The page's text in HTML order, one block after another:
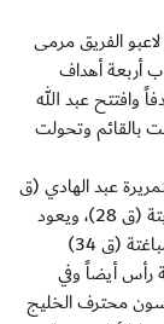
لاعبو الفريق مرمى
أربعة أهداف
لينفرد بصدارة الهدافين برصيد 18 هدفاً وافتتح عبد الله
ارتطمت بالقائم وتحولت
عبد الهادي (ق
14) لكن البرازيلي رودريغو قلص الفارق من ضربة ثابتة (ق 28)، ويعود
ديوب ويسجل الهدف الثالث لفريقه من ضربة رأس مباغتة (ق 34)
في الدقائق 39 من ضربة رأس أيضاً وفي
محترف الخليج